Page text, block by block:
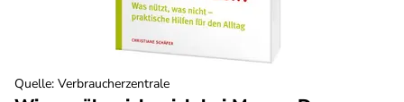
Quelle: Verbraucherzentrale